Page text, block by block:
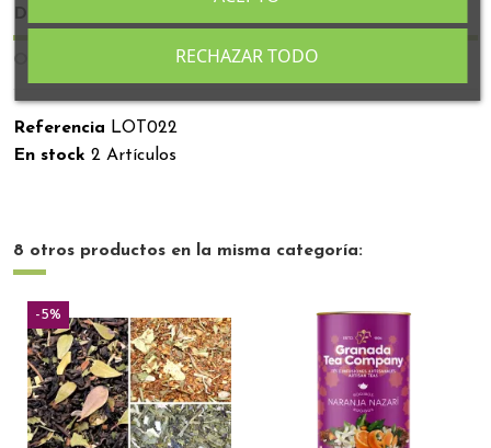
Detalles del producto
Opiniones
Referencia LOT022
En stock 2 Artículos
8 otros productos en la misma categoría:
-5%
RECHAZAR TODO